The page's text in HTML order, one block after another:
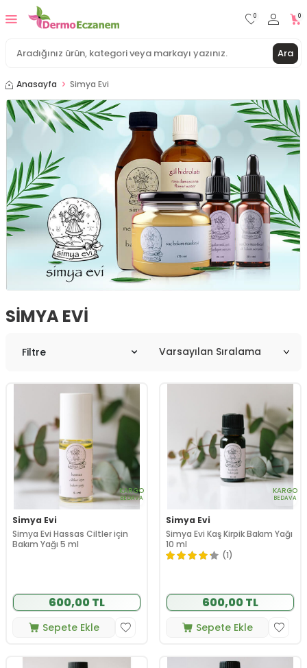
Ara
0 0
Anasayfa Simya Evi
SIMYA EVI
Filtre
KARGO
BEDAVA
Simya Evi
Simya Evi Hassas Ciltler için
Bakım Yağı 5 ml
600,00 TL
Sepete Ekle
KARGO
BEDAVA
Simya Evi
Simya Evi Kaş Kirpik Bakım Yağı
10 ml
(1)
600,00 TL
Sepete Ekle